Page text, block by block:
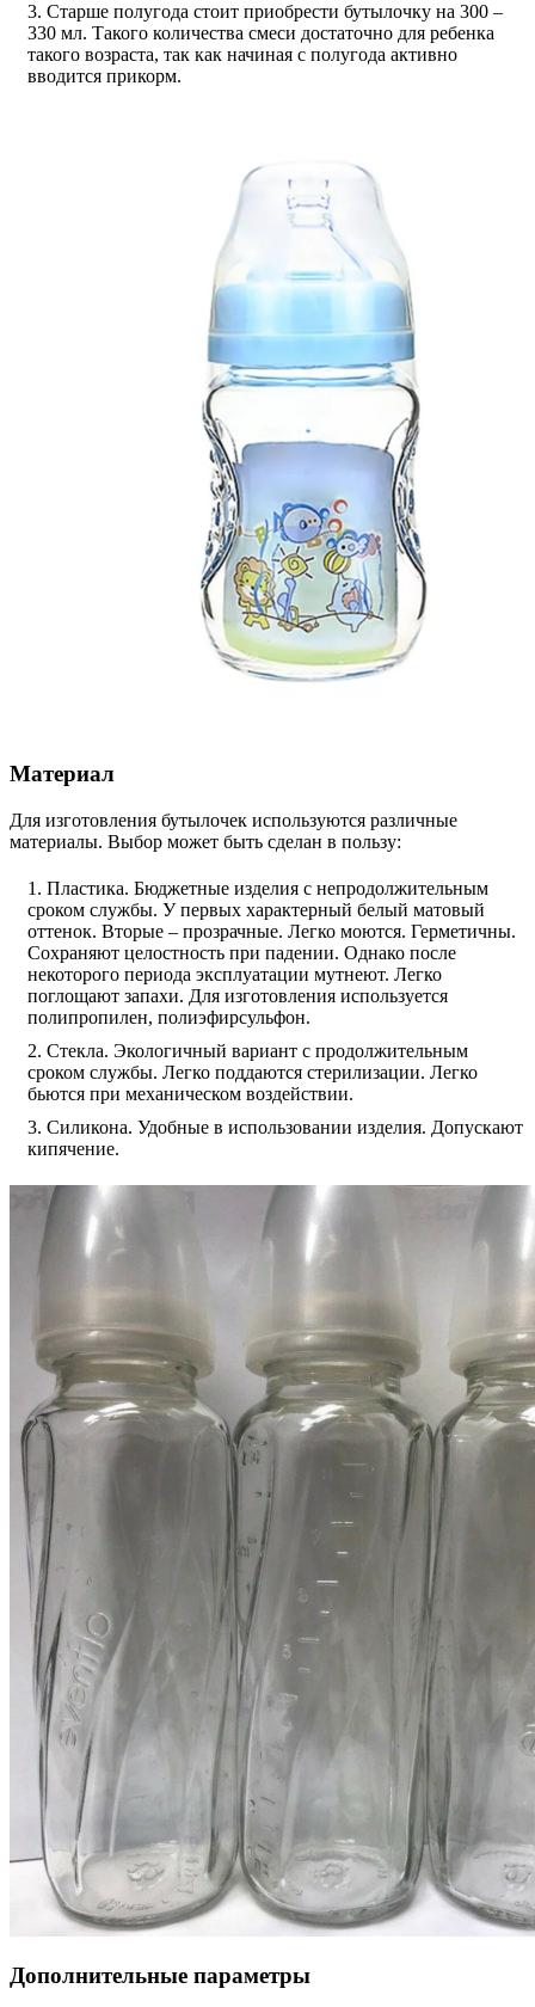
Старше полугода стоит приобрести бутылочку на 300 –
330 мл. Такого количества смеси достаточно для ребенка
такого возраста, так как начиная с полугода активно
вводится прикорм.
Материал
Для изготовления бутылочек используются различные
материалы. Выбор может быть сделан в пользу:
Пластика. Бюджетные изделия с непродолжительным
сроком службы. У первых характерный белый матовый
оттенок. Вторые – прозрачные. Легко моются. Герметичны.
Сохраняют целостность при падении. Однако после
некоторого периода эксплуатации мутнеют. Легко
поглощают запахи. Для изготовления используется
полипропилен, полиэфирсульфон.
Стекла. Экологичный вариант с продолжительным
сроком службы. Легко поддаются стерилизации. Легко
бьются при механическом воздействии.
Силикона. Удобные в использовании изделия. Допускают
кипячение.
Дополнительные параметры